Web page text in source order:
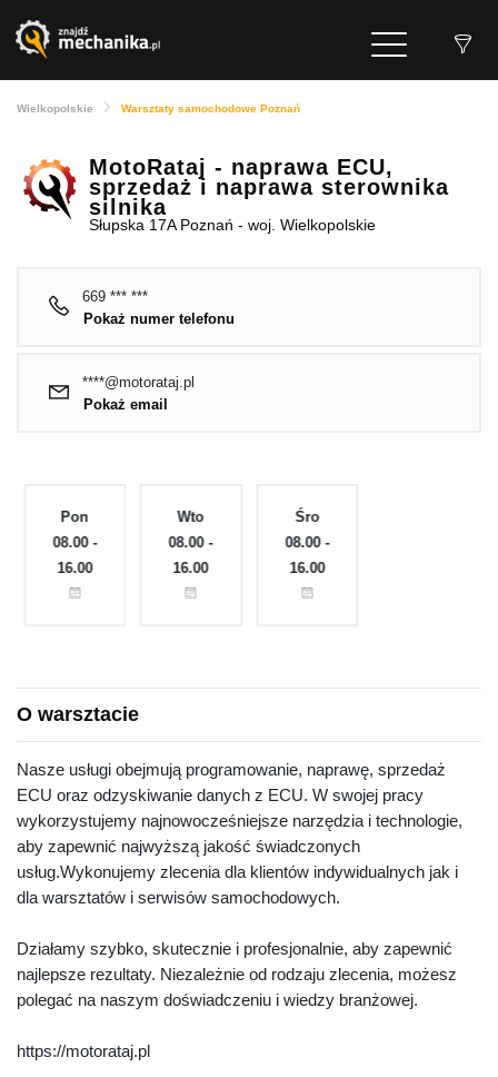
Wielkopolskie Warsztaty samochodowe Poznań
MotoRataj - naprawa ECU,
sprzedaż i naprawa sterownika
silnika
Słupska 17A Poznań - woj. Wielkopolskie
669 *** ***
Pokaż numer telefonu
****@motorataj.pl
Pokaż email
Pon
08.00 -
16.00
Wto
08.00 -
16.00
Śro
08.00 -
16.00
O warsztacie
Nasze usługi obejmują programowanie, naprawę, sprzedaż
ECU oraz odzyskiwanie danych z ECU. W swojej pracy
wykorzystujemy najnowocześniejsze narzędzia i technologie,
aby zapewnić najwyższą jakość świadczonych
usług.Wykonujemy zlecenia dla klientów indywidualnych jak i
dla warsztatów i serwisów samochodowych.
Działamy szybko, skutecznie i profesjonalnie, aby zapewnić
najlepsze rezultaty. Niezależnie od rodzaju zlecenia, możesz
polegać na naszym doświadczeniu i wiedzy branżowej.
https://motorataj.pl